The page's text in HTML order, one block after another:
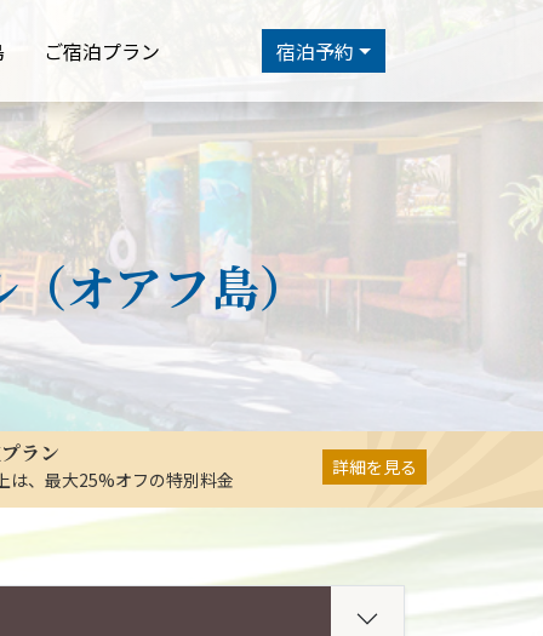
ご宿泊プラン 宿泊予約
オアフ島）
ラン
は、最大25%オフの特別料金
詳細を見る